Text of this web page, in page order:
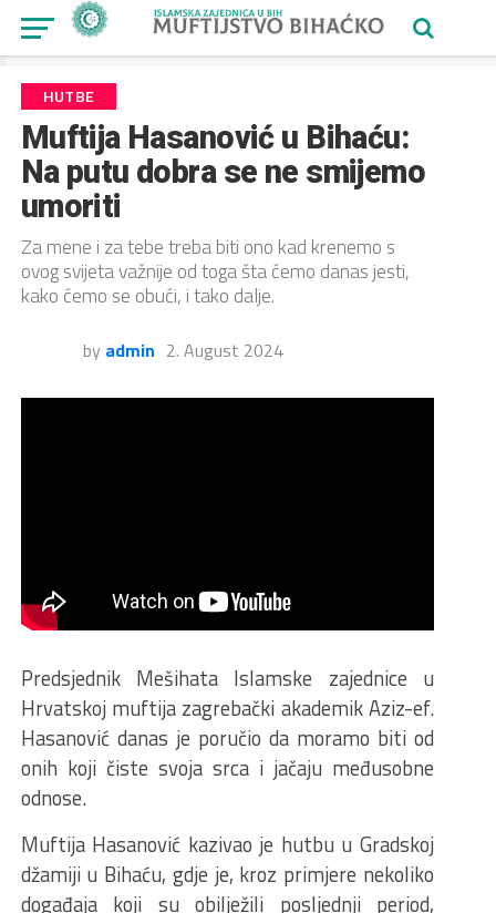
HUTBE
Muftija Hasanović u Bihaću:
Na putu dobra se ne smijemo
umoriti
Za mene i za tebe treba biti ono kad krenemo s
ovog svijeta važnije od toga šta ćemo danas jesti,
kako ćemo se obući, i tako dalje.
by admin 2. August 2024
Predsjednik Mešihata Islamske zajednice u
Hrvatskoj muftija zagrebački akademik Aziz-ef.
Hasanović danas je poručio da moramo biti od
onih koji čiste svoja srca i jačaju međusobne
odnose.
Muftija Hasanović kazivao je hutbu u Gradskoj
džamiji u Bihaću, gdje je, kroz primjere nekoliko
događaja koji su obilježili posljednji period,